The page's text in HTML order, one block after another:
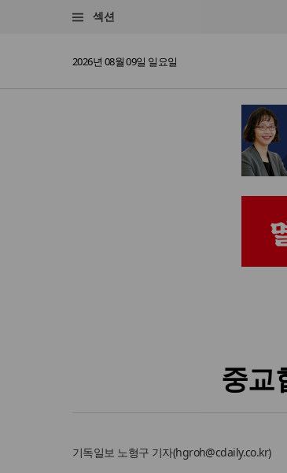
섹션
2026년 08월 09일 일요일
중교
기독일보 노형구 기자(hgroh@cdaily.co.kr)